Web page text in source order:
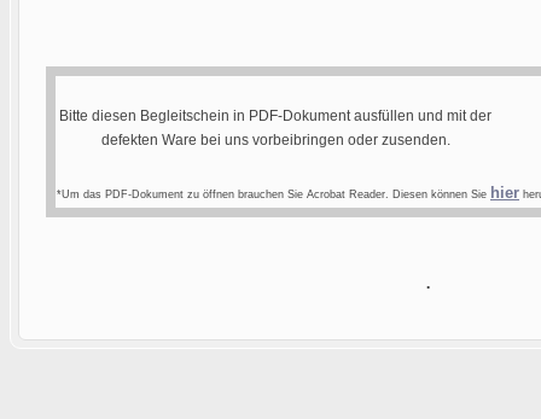
Bitte diesen Begleitschein in PDF-Dokument ausfüllen und mit der
defekten Ware bei uns vorbeibringen oder zusenden.
*Um das PDF-Dokument zu öffnen brauchen Sie Acrobat Reader. Diesen können Sie hier
.